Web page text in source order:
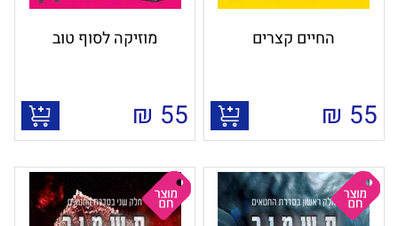
החיים קצרים
55
₪
מוזיקה לסוף טוב
55
₪